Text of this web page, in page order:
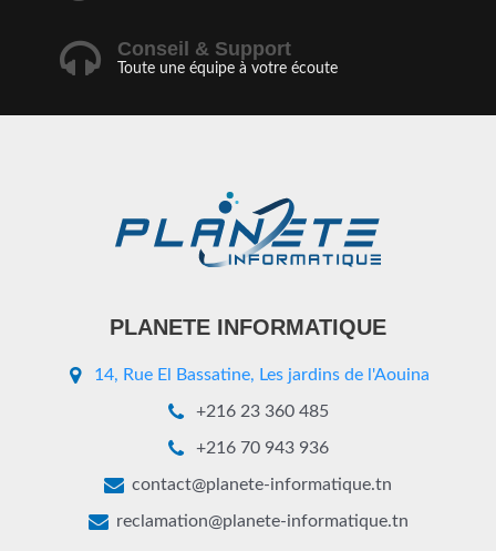
Conseil & Support
Toute une équipe à votre écoute
PLANETE INFORMATIQUE
14, Rue El Bassatine, Les jardins de l'Aouina
+216 23 360 485
+216 70 943 936
contact@planete-informatique.tn
reclamation@planete-informatique.tn